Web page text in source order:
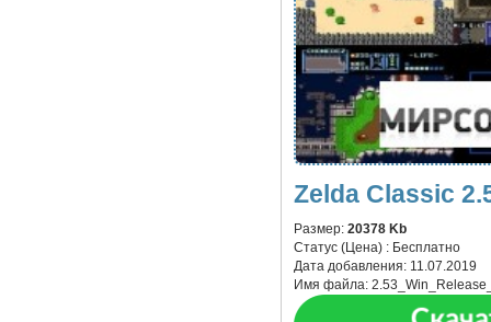
Zelda Classic
Размер:20378 Kb
Статус (Цена) : Бесплатно
Дата добавления: 11.07.2019
Имя файла: